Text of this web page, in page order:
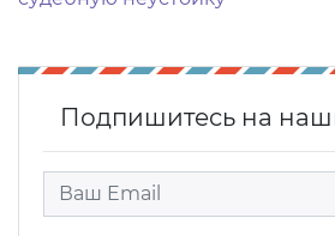
Подпишитесь на